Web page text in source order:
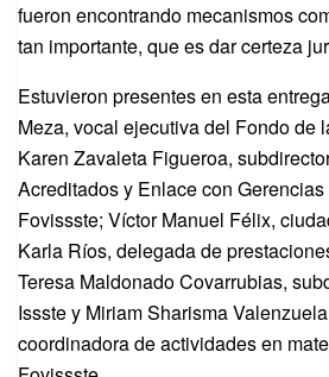
fueron encontrando mecanismos
tan importante, que es dar certeza
Estuvieron presentes en esta
Meza, vocal ejecutiva del Fondo de
Karen Zavaleta Figueroa,
Acreditados y Enlace con
Fovissste; Víctor Manuel Félix,
Karla Ríos, delegada de
Teresa Maldonado Covarrubias,
Issste y Miriam Sharisma
coordinadora de actividades en